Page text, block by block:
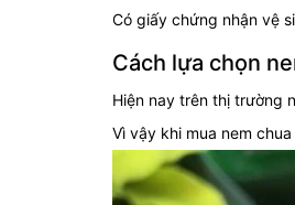
Có giấy chứng nhận vệ
Cách lựa chọn
Hiện nay trên thị trường
Vì vậy khi mua nem